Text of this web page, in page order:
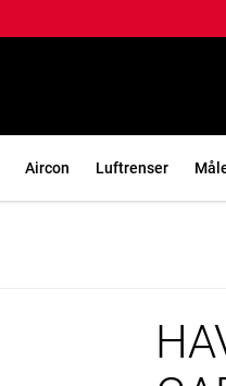
Aircon Luftrenser